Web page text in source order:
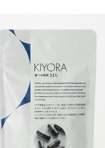
全商品一覧
よくある質問
クレアチニンでは分からない
eGFR（残腎機能）の調べ方
定期購入（申込/休会/退会）
し商品
平日9:00〜16:00
0120-090-218
フォームからお問い合わせ
お問い合わせフォーム
24時間受付